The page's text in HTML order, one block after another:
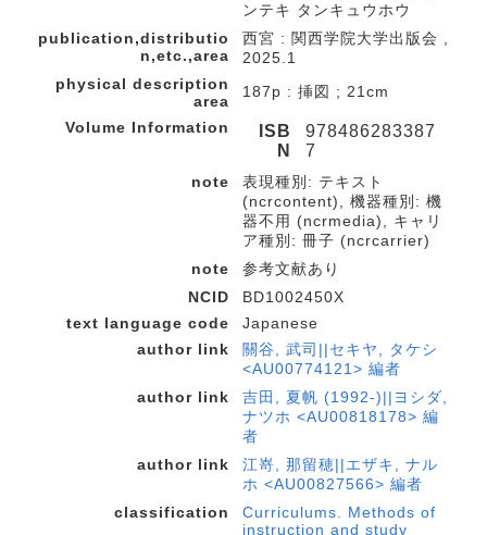
ンテキ タンキュウホウ
publication,distributio
n,etc.,area
西宮 : 関西学院大学出版会 ,
2025.1
physical description
area
187p : 挿図 ; 21cm
Volume Information
ISB
N
978486283387
7
note
表現種別: テキスト
(ncrcontent), 機器種別: 機
器不用 (ncrmedia), キャリ
ア種別: 冊子 (ncrcarrier)
note
参考文献あり
NCID
BD1002450X
text language code
Japanese
author link
關谷, 武司||セキヤ, タケシ
<AU00774121> 編者
author link
吉田, 夏帆 (1992-)||ヨシダ,
ナツホ <AU00818178> 編
者
author link
江嵜, 那留穂||エザキ, ナル
ホ <AU00827566> 編者
classification
Curriculums. Methods of
instruction and study